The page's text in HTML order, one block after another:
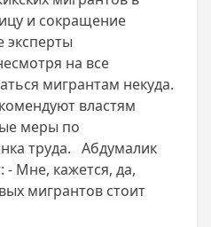
и сокращение
эксперты
на все
мигрантам некуда.
властям
меры по
труда. Абдумалик
- Мне, кажется, да,
мигрантов стоит